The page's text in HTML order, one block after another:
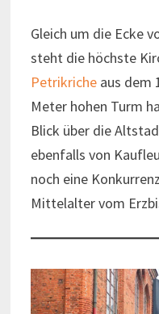
Gleich um die Ecke
steht die höchste
Petrikricheaus dem
Meter hohen Turm
Blick über die
ebenfalls von
noch eine
Mittelalter vom